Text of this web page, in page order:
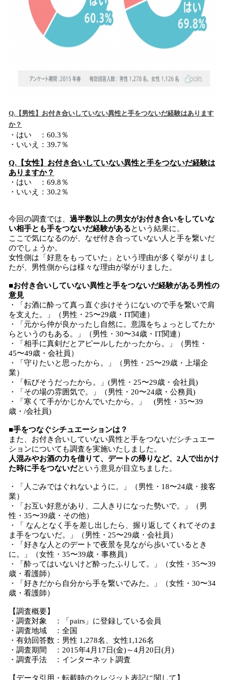
Q.【男性】お付き合いしていない異性と手をつないだ経験はあります
か？
・はい ：60.3％
・いいえ：39.7％
Q.【女性】お付き合いしていない異性と手をつないだ経験は
ありますか？
・はい ：69.8％
・いいえ：30.2％
今回の調査では、 過半数以上の男女がお付き合いをしていな
い相手とも手をつないだ経験があるという結果に。
ここで気になるのが、なぜ付き合っていない人と手を繋いだ
のでしょうか。
女性側は「好意をもっていた」という理由が多く挙がりまし
たが、男性側からは様々な理由が挙がりました。
■お付き合いしていない異性と手をつないだ経験がある男性の
意見
・「お酒に酔って真っ直ぐ歩けそうにないので手を繋いで肩
を支えた。」（男性・25〜29歳・IT関連）
・「元から仲が良かったし自然に。意識をちょっとしてたか
らというのもある。」（男性・30〜34歳・IT関連）
・「相手に真剣だとアピールしたかったから。」（男性・
45〜49歳・会社員）
・「守りたいと思ったから。」（男性・25〜29歳・上場企
業）
・「転びそうだったから。」(男性・25〜29歳・会社員)
・「その場の雰囲気で。」（男性・20〜24歳・公務員)
・「寒くて手がかじかんでいたから。」 (男性・35〜39
歳・/会社員)
■手をつなぐシチュエーションは？
また、お付き合いしていない異性と手をつないだシチュエー
ションについても調査を実施いたしました。
人混みやお酒の力を借りて、デートの帰りなど、2人で出かけ
た時に手をつないだという意見が目立ちました。
・「人ごみではぐれないように。」（男性・18〜24歳・接客
業）
・「お互い好意があり、二人きりになった勢いで。」（男
性・35〜39歳・その他）
・「 なんとなく手を差し出したら、握り返してくれてそのま
ま手をつないだ。」（男性・25〜29歳・会社員）
・「好きな人とのデートで夜景を見ながら歩いているとき
に。」（女性・35〜39歳・事務員）
・「酔ってはいないけど酔ったふりして。」（女性・35〜39
歳・看護師）
・「好きだから自分から手を繋いでみた。」（女性・30〜34
歳・看護師）
【調査概要】
・調査対象 ：「pairs」に登録している会員
・調査地域 ：全国
・有効回答数：男性 1,278名、女性1,126名
・調査期間 ：2015年4月17日(金)～4月20日(月)
・調査手法 ：インターネット調査
【データ引用・転載時のクレジット表記に関して】